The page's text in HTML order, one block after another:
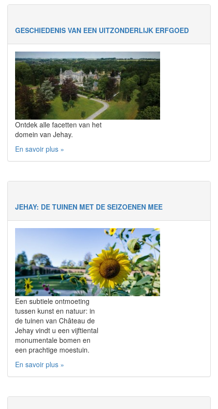
GESCHIEDENIS VAN EEN UITZONDERLIJK ERFGOED
Ontdek alle facetten van het
domein van Jehay.
En savoir plus »
JEHAY: DE TUINEN MET DE SEIZOENEN MEE
Een subtiele ontmoeting
tussen kunst en natuur: in
de tuinen van Château de
Jehay vindt u een vijftiental
monumentale bomen en
een prachtige moestuin.
En savoir plus »